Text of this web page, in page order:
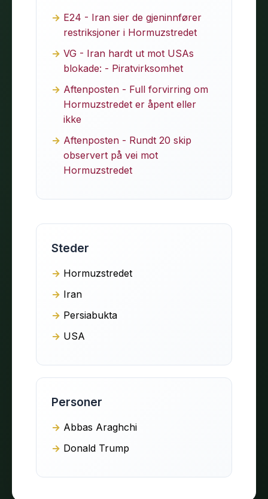
E24 - Iran sier de gjeninnfører
restriksjoner i Hormuzstredet
VG - Iran hardt ut mot USAs
blokade: - Pirat­virksomhet
Aftenposten - Full forvirring om
Hormuzstredet er åpent eller
ikke
Aftenposten - Rundt 20 skip
observert på vei mot
Hormuzstredet
Steder
Hormuzstredet
Iran
Persiabukta
USA
Personer
Abbas Araghchi
Donald Trump